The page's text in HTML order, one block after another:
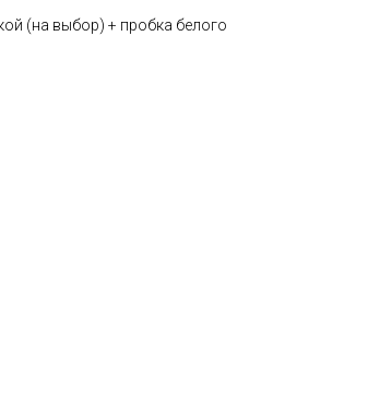
(на выбор) + пробка белого